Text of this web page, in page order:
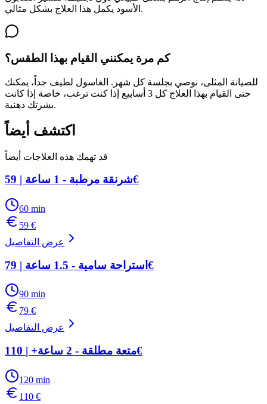
الأسود يكمل هذا العلاج بشكل مثالي.
كم مرة يمكنني القيام بهذا الطقس؟
للصيانة المثلى، نوصي بجلسة كل شهر. الغاسول لطيف جداً، يمكنك
حتى القيام بهذا العلاج كل 3 أسابيع إذا كنت ترغب، خاصة إذا كانت
بشرتك دهنية.
اكتشف أيضاً
قد تهمك هذه العلاجات أيضاً
شرنقة مرطبة - 1 ساعة | 59€
60 min
59 €
عرض التفاصيل
استراحة سامية - 1.5 ساعة | 79€
90 min
79 €
عرض التفاصيل
متعة مطلقة - 2 ساعة+ | 110€
120 min
110 €